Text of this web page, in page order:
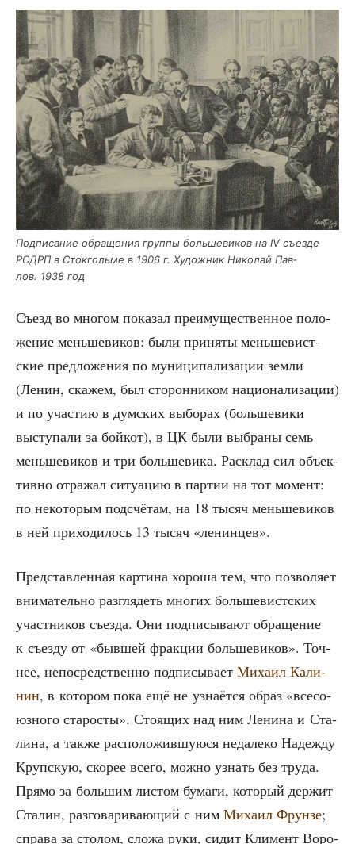
Под­пи­са­ние обра­ще­ния груп­пы боль­ше­ви­ков на IV съез­де
РСДРП в Сток­голь­ме в 1906 г. Худож­ник Нико­лай Пав­
лов. 1938 год
Съезд во мно­гом пока­зал пре­иму­ще­ствен­ное поло­
же­ние мень­ше­ви­ков: были при­ня­ты мень­ше­вист­
ские пред­ло­же­ния по муни­ци­па­ли­за­ции зем­ли
(Ленин, ска­жем, был сто­рон­ни­ком наци­о­на­ли­за­ции)
и по уча­стию в дум­ских выбо­рах (боль­ше­ви­ки
высту­па­ли за бой­кот), в ЦК были выбра­ны семь
мень­ше­ви­ков и три боль­ше­ви­ка. Рас­клад сил объ­ек­
тив­но отра­жал ситу­а­цию в пар­тии на тот момент:
по неко­то­рым под­счё­там, на 18 тысяч мень­ше­ви­ков
в ней при­хо­ди­лось 13 тысяч «ленин­цев».
Пред­став­лен­ная кар­ти­на хоро­ша тем, что поз­во­ля­ет
вни­ма­тель­но раз­гля­деть мно­гих боль­ше­вист­ских
участ­ни­ков съез­да. Они под­пи­сы­ва­ют обра­ще­ние
к съез­ду от «быв­шей фрак­ции боль­ше­ви­ков». Точ­
нее, непо­сред­ствен­но под­пи­сы­ва­ет Миха­ил Кали­
нин, в кото­ром пока ещё не узна­ёт­ся образ «все­со­
юз­но­го ста­ро­сты». Сто­я­щих над ним Лени­на и Ста­
ли­на, а так­же рас­по­ло­жив­шу­ю­ся неда­ле­ко Надеж­ду
Круп­скую, ско­рее все­го, мож­но узнать без тру­да.
Пря­мо за боль­шим листом бума­ги, кото­рый дер­жит
Ста­лин, раз­го­ва­ри­ва­ю­щий с ним Миха­ил Фрун­зе;
спра­ва за сто­лом, сло­жа руки, сидит Кли­мент Воро­